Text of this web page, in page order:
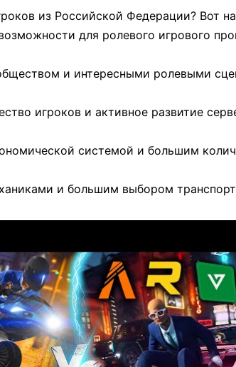
из Российской Федерации? Вот
для ролевого игрового
и интересными ролевыми
игроков и активное развитие
системой и большим
и большим выбором